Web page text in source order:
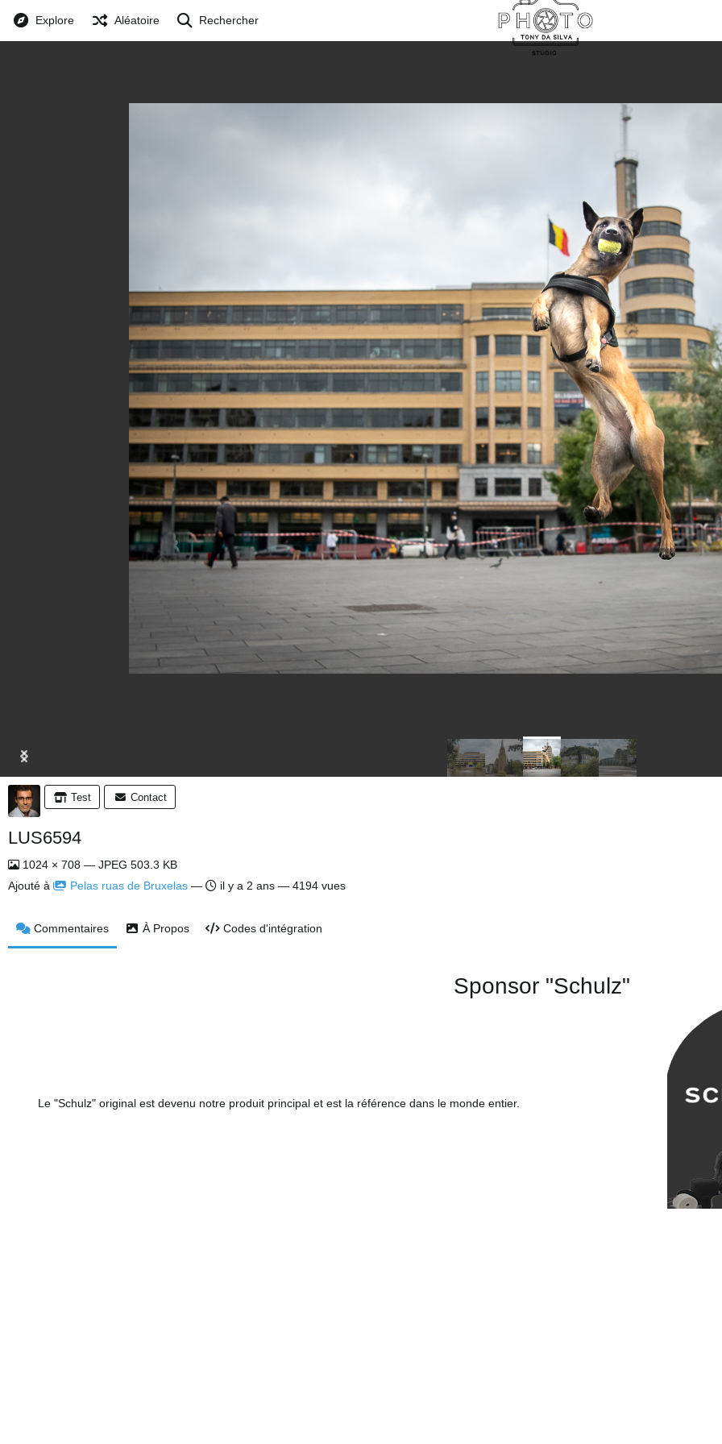
Explore Aléatoire Rechercher
Test Contact
LUS6594
1024 × 708 — JPEG 503.3 KB
Ajouté à
Pelas ruas de Bruxelas — il y a 2 ans — 4194 vues
Commentaires À Propos Codes d'intégration
Sponsor "Schulz"
Le "Schulz" original est devenu notre produit principal et est la référence dans le monde entier.